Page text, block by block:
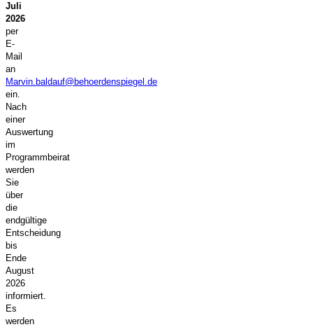
Juli
2026
per
E-
Mail
an
Marvin.baldauf@behoerdenspiegel.de
ein.
Nach
einer
Auswertung
im
Programmbeirat
werden
Sie
über
die
endgültige
Entscheidung
bis
Ende
August
2026
informiert.
Es
werden